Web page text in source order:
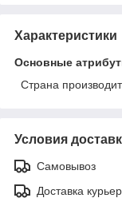
Характеристики
Основные
Страна
Условия
Самовывоз
Доставка